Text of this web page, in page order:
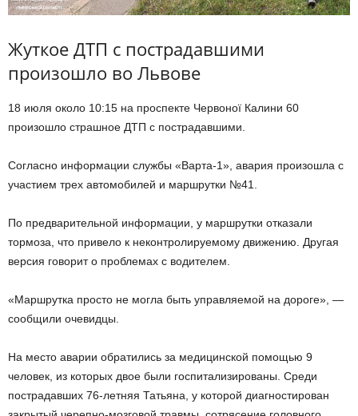
Жуткое ДТП с пострадавшими
произошло во Львове
18 июля около 10:15 на проспекте Червоної Калини 60
произошло страшное ДТП с пострадавшими.
Согласно информации службы «Варта-1», авария произошла с
участием трех автомобилей и маршрутки №41.
По предварительной информации, у маршрутки отказали
тормоза, что привело к неконтролируемому движению. Другая
версия говорит о проблемах с водителем.
«Маршрутка просто не могла быть управляемой на дороге», —
сообщили очевидцы.
На место аварии обратились за медицинской помощью 9
человек, из которых двое были госпитализированы. Среди
пострадавших 76-летняя Татьяна, у которой диагностирован